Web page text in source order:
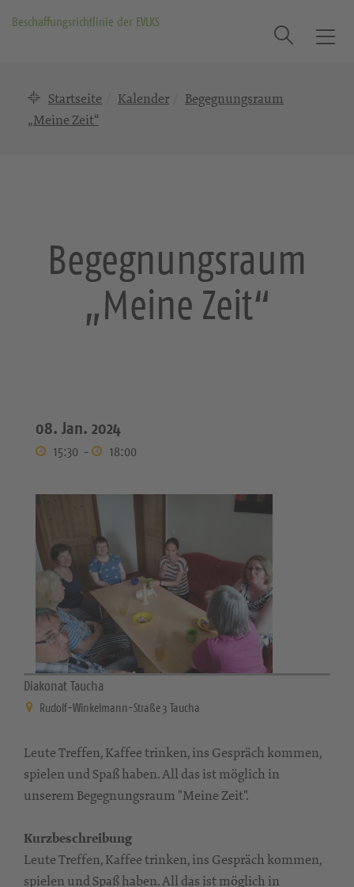
Beschaffungsrichtlinie der EVLKS
T
Suche
Startseite Kalender
Begegnungsraum
„Meine Zeit“
Begegnungsraum
„Meine Zeit“
08. Jan. 2024
15:30 - 18:00
Diakonat Taucha
Rudolf-Winkelmann-Straße 3 Taucha
Leute Treffen, Kaffee trinken, ins Gespräch kommen,
spielen und Spaß haben. All das ist möglich in
unserem Begegnungsraum "Meine Zeit".
Kurzbeschreibung
Leute Treffen, Kaffee trinken, ins Gespräch kommen,
spielen und Spaß haben. All das ist möglich in